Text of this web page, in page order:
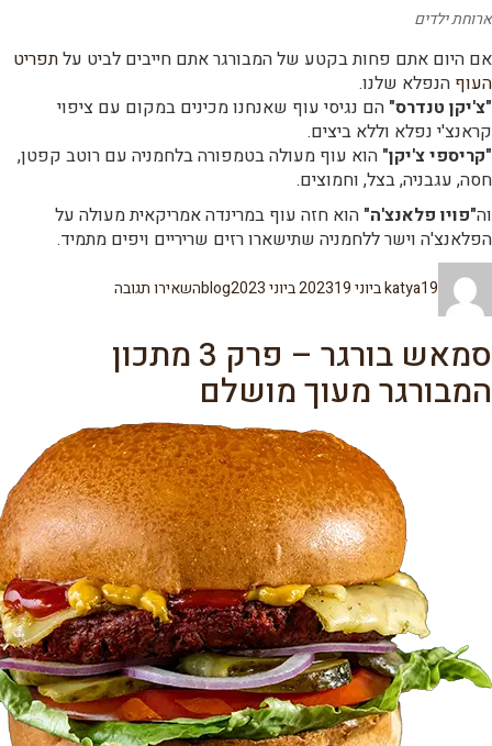
ארוחת ילדים
אם היום אתם פחות בקטע של המבורגר אתם חייבים לביט עלתפריט
העוף הנפלא שלנו.
"צ'יקן טנדרס" הם נגיסי עוף שאנחנו מכינים במקום עם ציפוי
קראנצ'י נפלא וללא ביצים.
"קריספי צ'יקן" הוא עוף מעולה בטמפורה בלחמניה עם רוטב קפטן,
חסה, עגבניה, בצל, וחמוצים.
וה"פויו פלאנצ'ה" הוא חזה עוף במרינדה אמריקאית מעולה על
הפלאנצ'ה וישר ללחמניה שתישארו רזים שריריים ויפים מתמיד.
katya
בתאריך19 ביוני 2023 19 ביוני 2023 blogהשאירו תגובהקפטן
סמאש בורגר – פרק 3 מתכון
המבורגר מעוך מושלם